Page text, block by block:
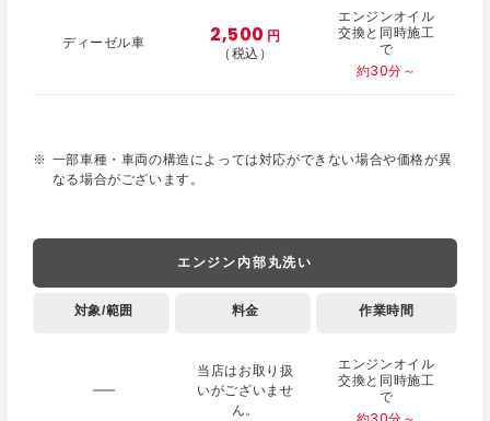
ディーゼル車 2,500 円
（税込）
エンジンオイル
交換と同時施工
で
約30分～
一部車種・車両の構造によっては対応ができない場合や価格が異
なる場合がございます。
エンジン内部丸洗い
対象/範囲 料金 作業時間
当店はお取り扱
いがございませ
ん。
エンジンオイル
交換と同時施工
で